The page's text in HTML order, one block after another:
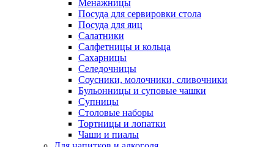
Менажницы
Посуда для сервировки стола
Посуда для яиц
Салатники
Салфетницы и кольца
Сахарницы
Селедочницы
Соусники, молочники, сливочники
Бульонницы и суповые чашки
Супницы
Столовые наборы
Тортницы и лопатки
Чаши и пиалы